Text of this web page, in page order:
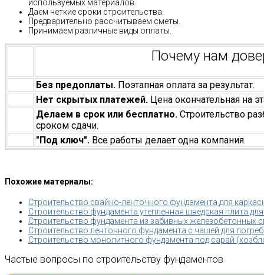
используемых материалов.
Даем четкие сроки строительства.
Предварительно рассчитываем сметы.
Принимаем различные виды оплаты.
Почему нам
Без предоплаты. Поэтапная оплата за результат.
Нет скрытых платежей. Цена окончательная на
Делаем в срок или бесплатно. Строительство
сроком сдачи.
"Под ключ". Все работы делает одна компания.
Похожие материалы:
Строительство свайно-ленточного фундамента для
Строительство фундамента утепленная шведская плита
Строительство фундамента из забивных железобетонных
Строительство ленточного фундамента с чашей для
Строительство монолитного фундамента под сарай
Частые вопросы по строительству фундаментов